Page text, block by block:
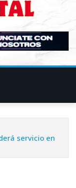
servicio en